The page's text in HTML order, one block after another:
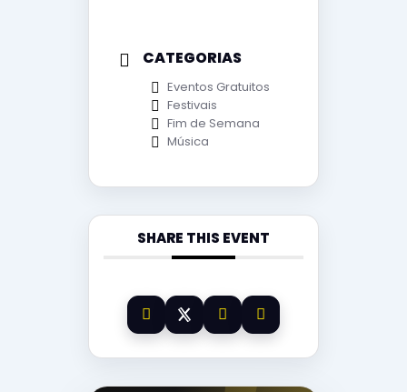
CATEGORIAS
Eventos Gratuitos
Festivais
Fim de Semana
Música
SHARE THIS EVENT